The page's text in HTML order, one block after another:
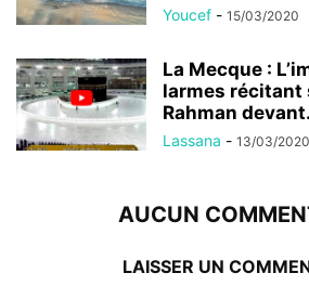
Youcef - 15/03/2020
La Mecque :
larmes récitant
Rahman
Lassana - 13/03/2020
AUCUN
LAISSER UN